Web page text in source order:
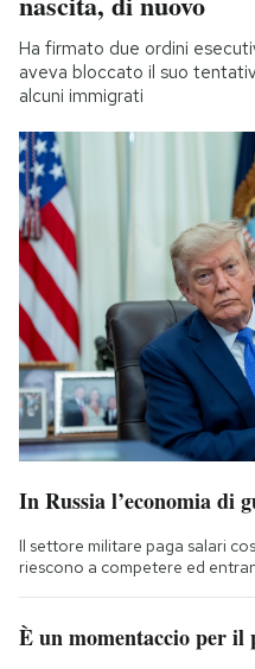
Ha firmato due ordini
aveva bloccato il suo
alcuni immigrati
In Russia l’economia di
Il settore militare paga salari
riescono a competere ed
È un momentaccio per